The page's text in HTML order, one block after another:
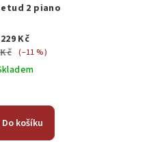
2 piano
229 Kč
(–11 %)
Do košíku